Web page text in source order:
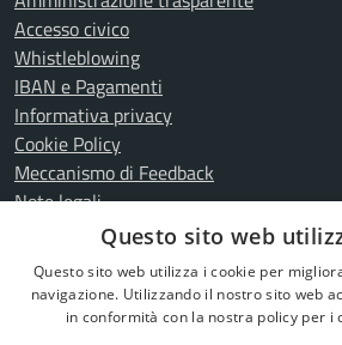
Accesso civico
Whistleblowing
IBAN e Pagamenti
Informativa privacy
Cookie Policy
Meccanismo di Feedback
Note legali
Dichiarazione di accessibilità
Fiera Arsego - Dichiarazione di
Questo sito web
Questo sito web utilizza i cookie per
navigazione. Utilizzando il nostro sito web
in conformità con la nostra policy per i